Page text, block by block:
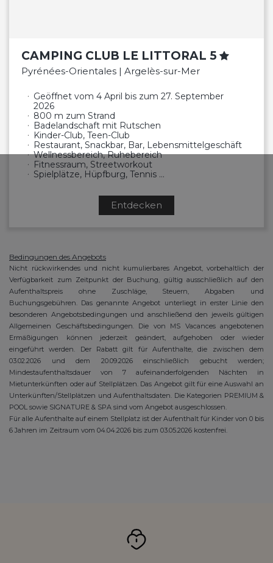
CAMPING CLUB LE LITTORAL 5
Pyrénées-Orientales | Argelès-sur-Mer
Geöffnet vom 4 April bis zum 27. September
2026
800 m zum Strand
Badelandschaft mit Rutschen
Kinder-Club, Teen-Club
Restaurant, Snackbar, Bar, Lebensmittelgeschäft
Wellnessbereich, Ruhebereich
Fitnessraum, Streetworkout
Spielplätze, Hüpfburg, Tennis …
Entdecken
Bedingungen des Angebots
Nicht rückwirkendes und nicht kumulierbares Angebot, vorbehaltlich der
Verfügbarkeit zum Zeitpunkt der Buchung, gültig ausschließlich auf den
Aufenthaltspreis ohne Zuschläge, Steuern, Abgaben und
Buchungsgebühren. Das genannte Angebot unterliegt in erster Linie den
besonderen Angebotsbedingungen und anschließend den jeweils gültigen
Allgemeinen Geschäftsbedingungen. Die von MS Vacances angebotenen
Ermäßigungen können jederzeit geändert, aufgehoben oder wieder
eingeführt werden. Der Rabatt gilt für Aufenthalte, die zwischen dem
03.02.2026 und dem 20.09.2026 einschließlich gebucht werden;
Mindestaufenthaltsdauer von 7 aufeinanderfolgenden Nächten in
Mietunterkünften oder auf Stellplätzen. Das Angebot gilt für eine Auswahl an
Unterkünften/Stellplätzen und Aufenthaltsdaten. Die Kategorien PREMIUM &
POOL sowie SIGNATURE & SPA sind vom Angebot ausgeschlossen.
Für alle Aufenthalte auf einem Stellplatz ist der Aufenthalt für Kinder von 0 bis
6 Jahren im Zeitraum vom 04.04.2026 bis zum 03.05.2026 kostenfrei.